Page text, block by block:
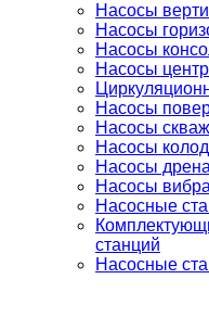
Насосы
Насосы
Насосы
Насосы
Насосы
Насосы
Насосы
Насосы
Насосы
Насосные
станций
Насосные